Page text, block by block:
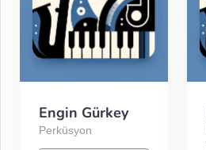
Engin Gürkey
Perküsyon